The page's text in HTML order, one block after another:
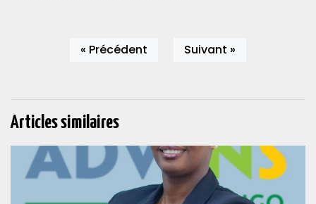
« Précédent Suivant »
Articles similaires